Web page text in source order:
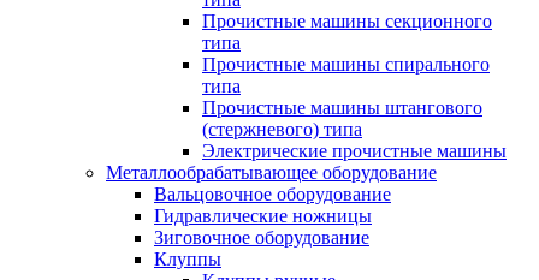
Прочистные машины секционного
типа
Прочистные машины спирального
типа
Прочистные машины штангового
(стержневого) типа
Электрические прочистные машины
Металлообрабатывающее оборудование
Вальцовочное оборудование
Гидравлические ножницы
Зиговочное оборудование
Клуппы